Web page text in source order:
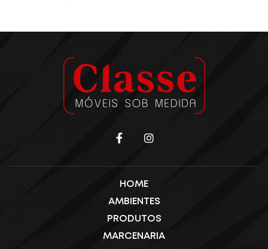
HOME
AMBIENTES
PRODUTOS
MARCENARIA